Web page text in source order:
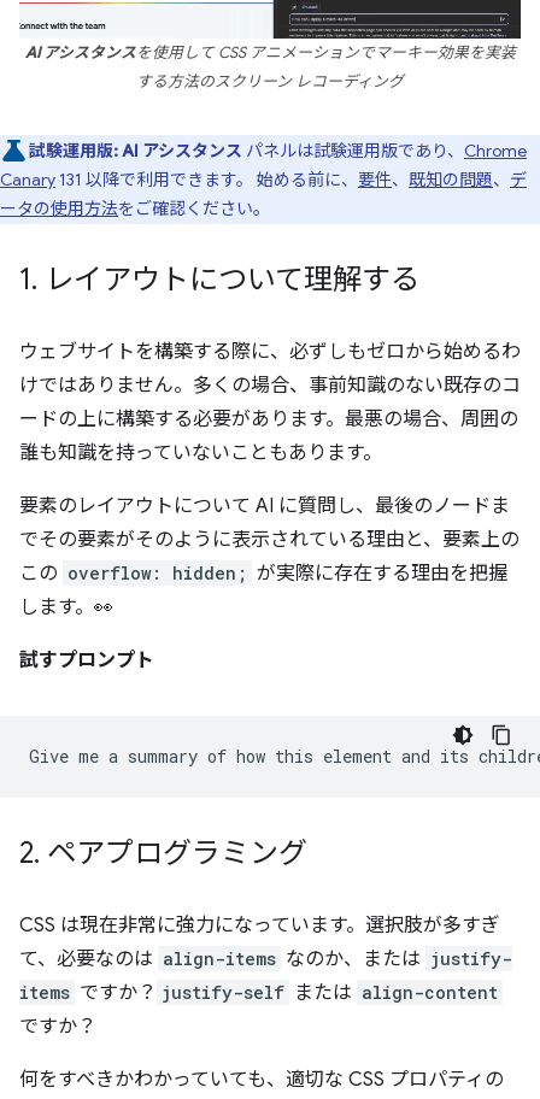
AI アシスタンスを使用して CSS アニメーションでマーキー効果を実装
する方法のスクリーン レコーディング
試験運用版:AI アシスタンス パネルは試験運用版であり、 Chrome
Canary131 以降で利用できます。 始める前に、 要件、 既知の問題、 デ
ータの使用方法をご確認ください。
1. レイアウトについて理解する
ウェブサイトを構築する際に、必ずしもゼロから始めるわ
けではありません。多くの場合、事前知識のない既存のコ
ードの上に構築する必要があります。最悪の場合、周囲の
誰も知識を持っていないこともあります。
要素のレイアウトについて AI に質問し、最後のノードま
でその要素がそのように表示されている理由と、要素上の
この overflow: hidden; が実際に存在する理由を把握
します。👀
試すプロンプト
2. ペアプログラミング
CSS は現在非常に強力になっています。選択肢が多すぎ
て、必要なのは align-items なのか、または justify-
items ですか？ justify-self または align-content
ですか？
何をすべきかわかっていても、適切な CSS プロパティの